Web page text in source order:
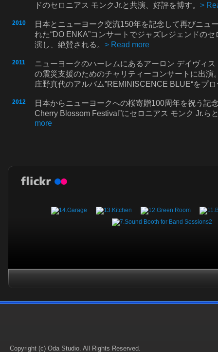
ドのセロニアス モンクJr.と共演、好評を博す。 >
2010
日本とニューヨーク交流150年を記念して再びニュ
れた“DO ENKA”コンサートでジャズレジェンドの
演し、絶賛される。 > Read more
2011
ニューヨークのハーレムにあるアーロン デイヴィ
の震災支援のためのチャリティーコンサートに出演
庄野真代のアルバム”REMINISCENCE BLUE“をプ
2012
日本からニューヨークへの桜寄贈100周年を祝う記
Cherry Blossom Festival”にセロニアス モンク Jr.ら
more
Copyright (c) Oda Studio. All Rights Reserved.